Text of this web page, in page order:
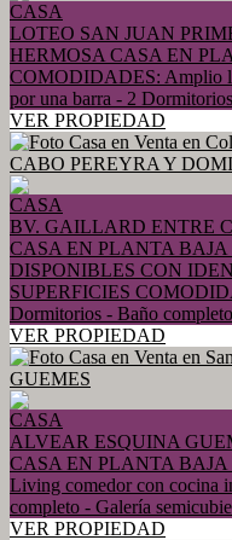
CASA
LOTEO SAN JUAN
HERMOSA CASA EN
COMODIDADES: Amplio
por una barra - 2
VER PROPIEDAD
CASA
BV. GAILLARD ENTRE
CASA EN PLANTA
DISPONIBLES CON
SUPERFICIES
Dormitorios - Baño
VER PROPIEDAD
CASA
ALVEAR ESQUINA
CASA EN PLANTA
Living comedor con cocina
completo - Galería
VER PROPIEDAD